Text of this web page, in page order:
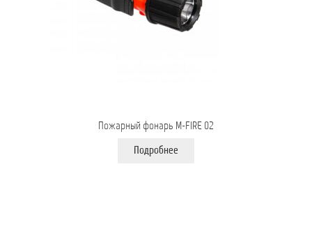
Пожарный фонарь M-FIRE 02
Подробнее